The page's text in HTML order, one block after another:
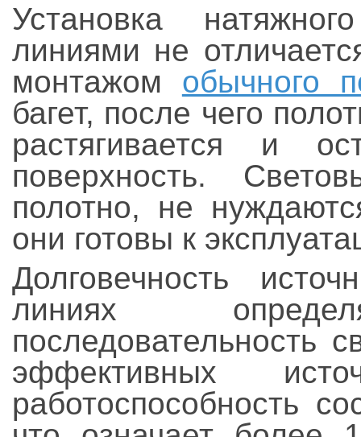
Установка
линиями не
монтажом обычного
багет, после чего
растягивается и
поверхность.
полотно, не
они готовы к
Долговечность
линиях
последовательность
эффективных
работоспособность